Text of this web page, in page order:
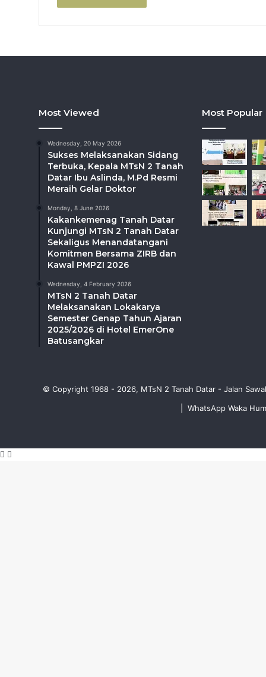
Most Viewed
Wednesday, 20 May 2026
Sukses Melaksanakan Sidang
Terbuka, Kepala MTsN 2 Tanah
Datar Ibu Aslinda, M.Pd Resmi
Meraih Gelar Doktor
Monday, 8 June 2026
Kakankemenag Tanah Datar
Kunjungi MTsN 2 Tanah Datar
Sekaligus Menandatangani
Komitmen Bersama ZIRB dan
Kawal PMPZI 2026
Wednesday, 4 February 2026
MTsN 2 Tanah Datar
Melaksanakan Lokakarya
Semester Genap Tahun Ajaran
2025/2026 di Hotel EmerOne
Batusangkar
Most Popular
© Copyright 1968 - 2026, MTsN 2 Tanah Datar - Jalan
WhatsApp Waka
Facebook